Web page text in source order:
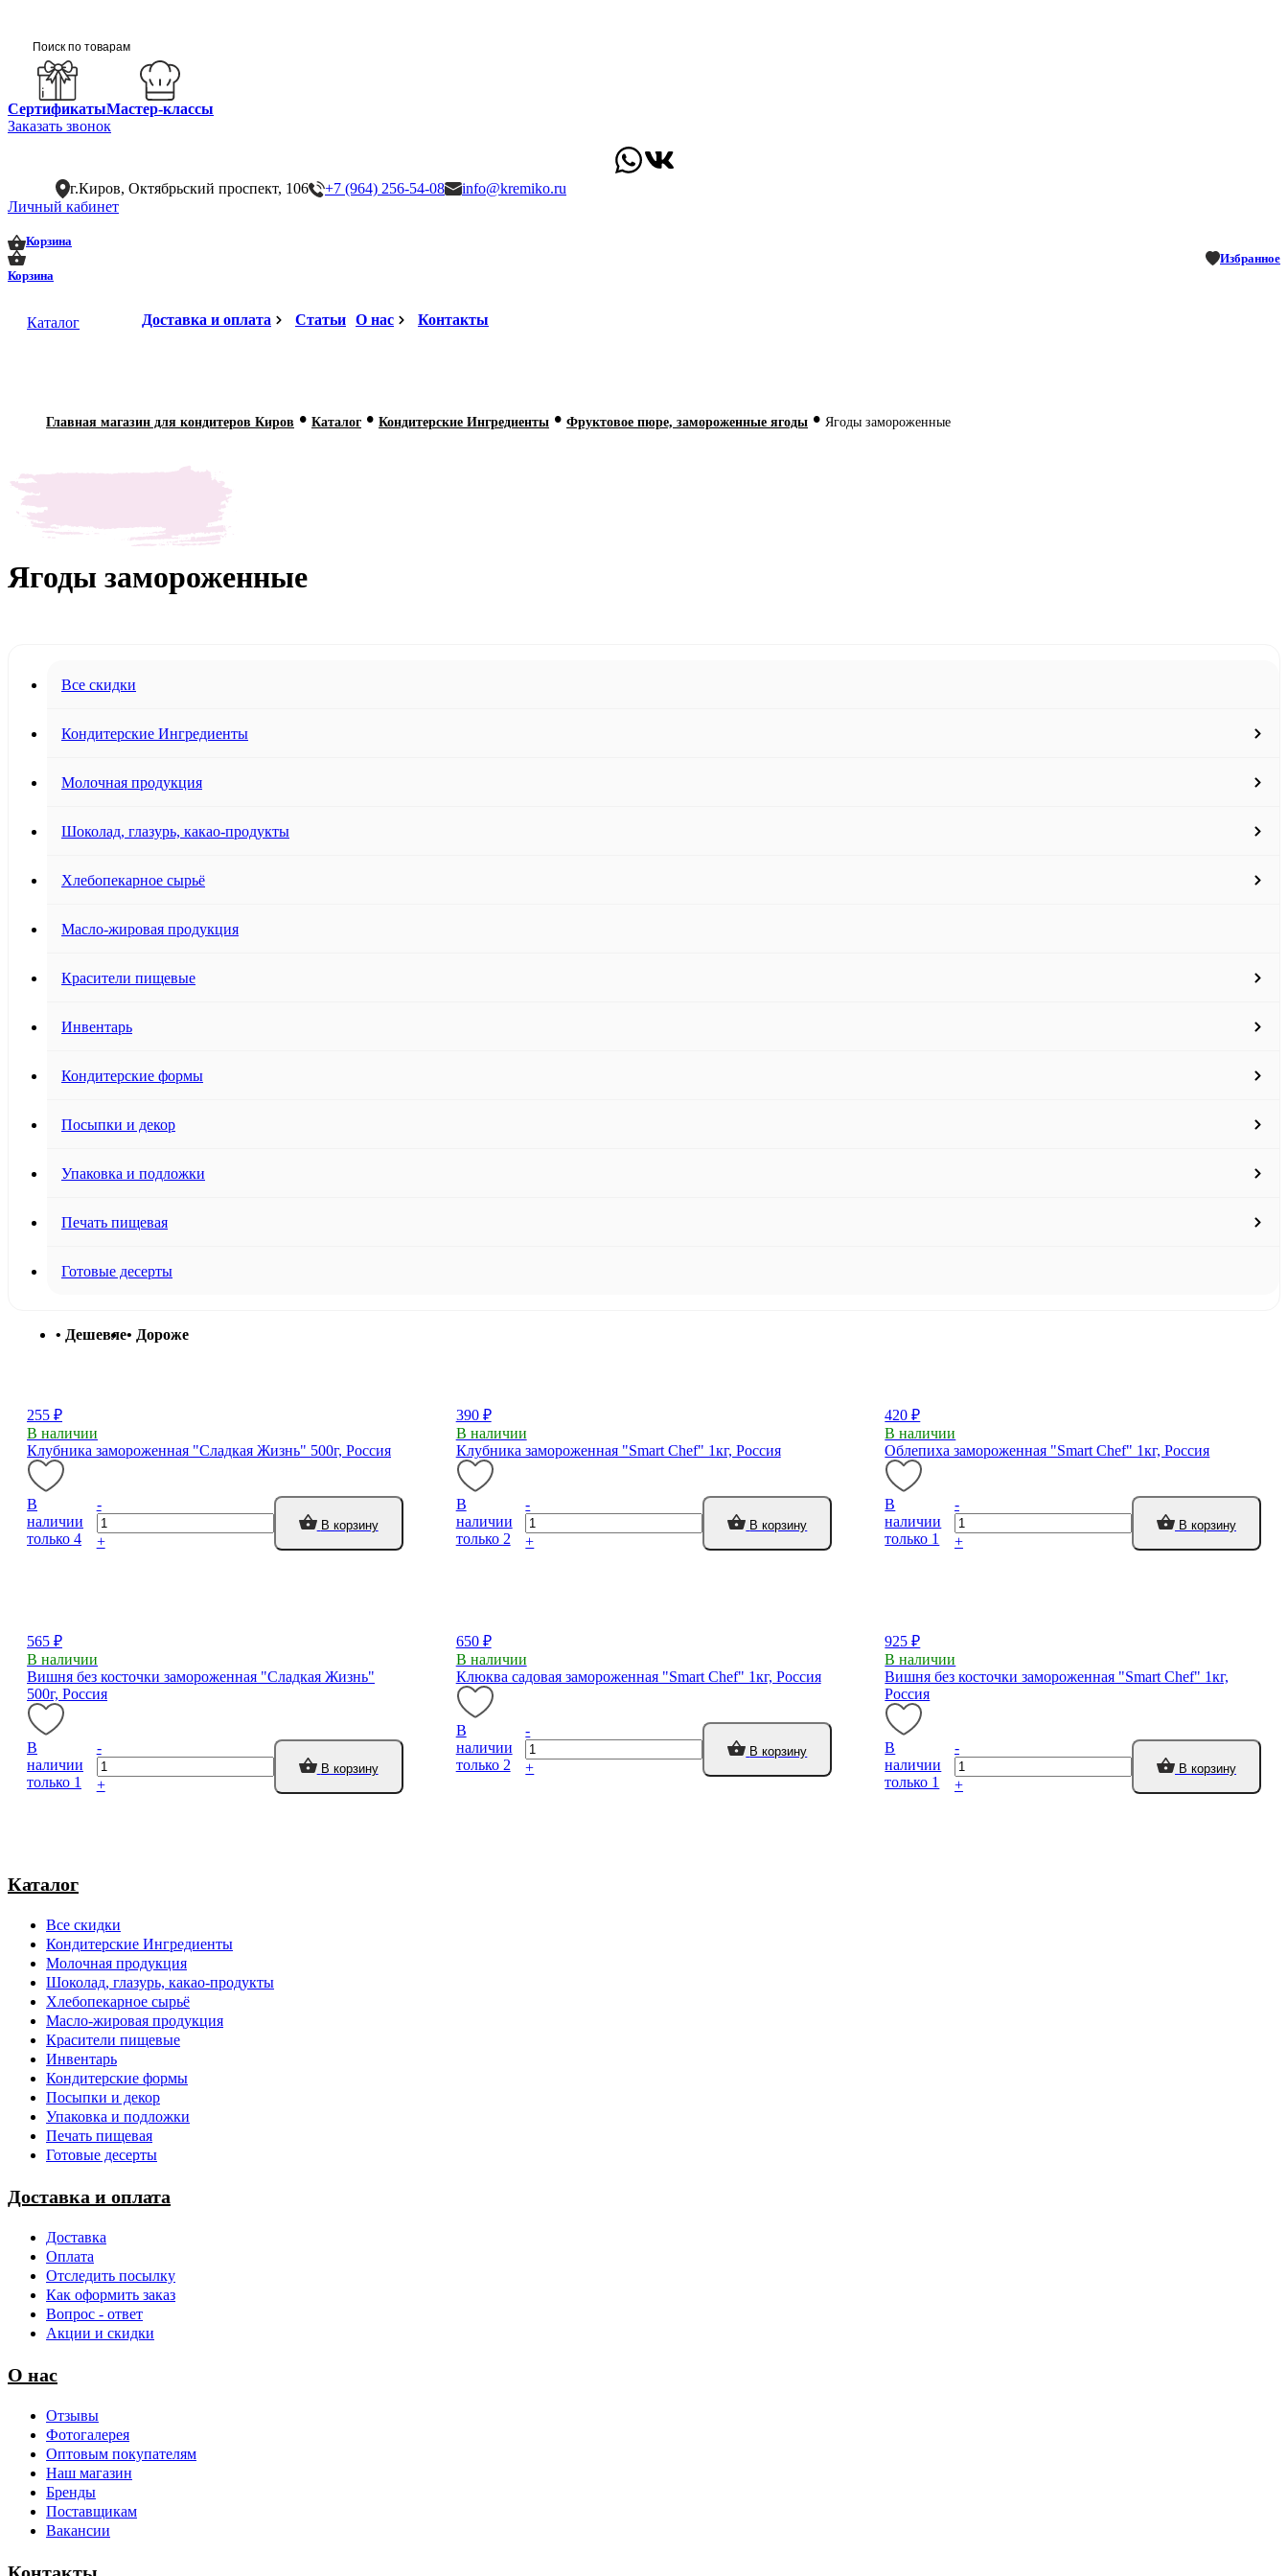
СертификатыМастер-классы
Заказать звонок
г.Киров, Октябрьский проспект, 106 +7 (964) 256-54-08
info@kremiko.ru
Личный кабинет
Корзина
Корзина
Избранное
Каталог Доставка и оплата Статьи О нас Контакты
Главная магазин для кондитеров Киров • Каталог • Кондитерские Ингредиенты • Фруктовое пюре, замороженные ягоды • Ягоды замороженные
Ягоды замороженные
Все скидки
Кондитерские Ингредиенты
Молочная продукция
Шоколад, глазурь, какао-продукты
Хлебопекарное сырьё
Масло-жировая продукция
Красители пищевые
Инвентарь
Кондитерские формы
Посыпки и декор
Упаковка и подложки
Печать пищевая
Готовые десерты
• Дешевле• Дороже
255 ₽
В наличии
Клубника замороженная "Сладкая Жизнь" 500г, Россия
В
наличии
только 4
-
+
В корзину
390 ₽
В наличии
Клубника замороженная "Smart Chef" 1кг, Россия
В
наличии
только 2
-
+
В корзину
420 ₽
В наличии
Облепиха замороженная "Smart Chef" 1кг, Россия
В
наличии
только 1
-
+
В корзину
565 ₽
В наличии
Вишня без косточки замороженная "Сладкая Жизнь"
500г, Россия
В
наличии
только 1
-
+
В корзину
650 ₽
В наличии
Клюква садовая замороженная "Smart Chef" 1кг, Россия
В
наличии
только 2
-
+
В корзину
925 ₽
В наличии
Вишня без косточки замороженная "Smart Chef" 1кг,
Россия
В
наличии
только 1
-
+
В корзину
Каталог
Все скидки
Кондитерские Ингредиенты
Молочная продукция
Шоколад, глазурь, какао-продукты
Хлебопекарное сырьё
Масло-жировая продукция
Красители пищевые
Инвентарь
Кондитерские формы
Посыпки и декор
Упаковка и подложки
Печать пищевая
Готовые десерты
Доставка и оплата
Доставка
Оплата
Отследить посылку
Как оформить заказ
Вопрос - ответ
Акции и скидки
О нас
Отзывы
Фотогалерея
Оптовым покупателям
Наш магазин
Бренды
Поставщикам
Вакансии